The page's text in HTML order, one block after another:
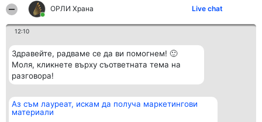
ОРЛИ Храна Live chat
12:10
Здравейте, радваме се да ви помогнем! 🙂
Моля, кликнете върху съответната тема на
разговора!
Аз съм лауреат, искам да получа маркетингови
материали
Организатор на
класиране
Класация Контакти